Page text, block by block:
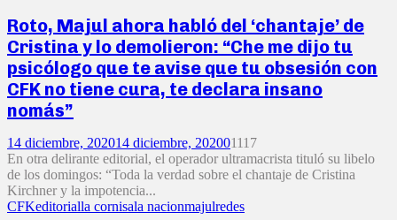
Roto, Majul ahora habló del ‘chantaje’ de
Cristina y lo demolieron: “Che me dijo tu
psicólogo que te avise que tu obsesión con
CFK no tiene cura, te declara insano
nomás”
14 diciembre, 202014 diciembre, 202001117
En otra delirante editorial, el operador ultramacrista tituló su libelo
de los domingos: “Toda la verdad sobre el chantaje de Cristina
Kirchner y la impotencia...
CFKeditorialla cornisala nacionmajulredes